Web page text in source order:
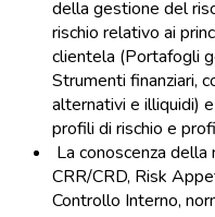
della gestione del
rischio relativo ai
clientela (Portafogli
Strumenti finanziari,
alternativi e illiquidi)
profili di rischio e
La conoscenza della
CRR/CRD, Risk
Controllo Interno,